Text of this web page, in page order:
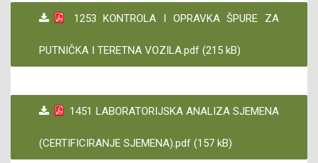
1253 KONTROLA I OPRAVKA ŠPURE ZA
PUTNIČKA I TERETNA VOZILA.pdf (215 kB)
1451 LABORATORIJSKA ANALIZA SJEMENA
(CERTIFICIRANJE SJEMENA).pdf (157 kB)